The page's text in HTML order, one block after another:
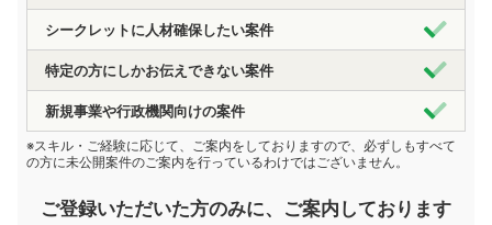
シークレットに人材確保したい案件
特定の方にしかお伝えできない案件
新規事業や行政機関向けの案件
※スキル・ご経験に応じて、ご案内をしておりますので、必ずしもすべて
の方に未公開案件のご案内を行っているわけではございません。
ご登録いただいた方のみに、ご案内しております